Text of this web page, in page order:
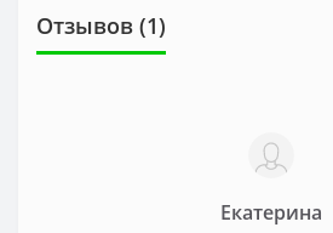
Отзывов (1)
Екатерина